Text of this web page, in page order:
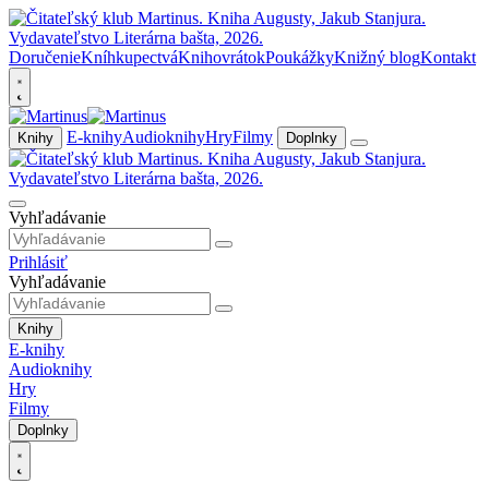
DoručenieKníhkupectváKnihovrátokPoukážkyKnižný blogKontakt
Knihy E-knihyAudioknihyHryFilmy Doplnky
Vyhľadávanie
Prihlásiť
Vyhľadávanie
Knihy
E-knihy
Audioknihy
Hry
Filmy
Doplnky